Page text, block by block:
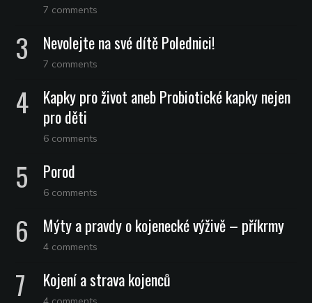
7 comments
Nevolejte na své dítě Polednici!
7 comments
Kapky pro život aneb Probiotické kapky nejen
pro děti
6 comments
Porod
6 comments
Mýty a pravdy o kojenecké výživě – příkrmy
4 comments
Kojení a strava kojenců